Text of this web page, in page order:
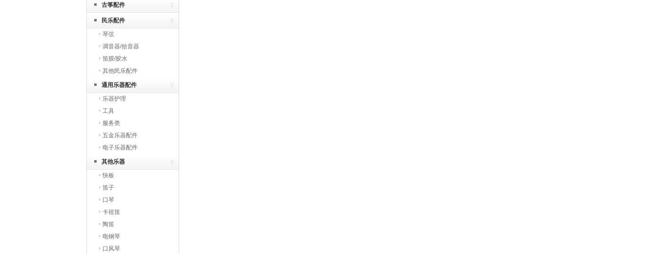
古筝配件
民乐配件
琴弦
调音器/拾音器
笛膜/胶水
其他民乐配件
通用乐器配件
乐器护理
工具
服务类
五金乐器配件
电子乐器配件
其他乐器
快板
笛子
口琴
卡祖笛
陶笛
电钢琴
口风琴